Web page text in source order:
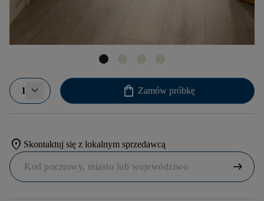
1 shopping_bag Zamów próbkę
location_on Skontaktuj się z lokalnym sprzedawcą
arrow_right_alt